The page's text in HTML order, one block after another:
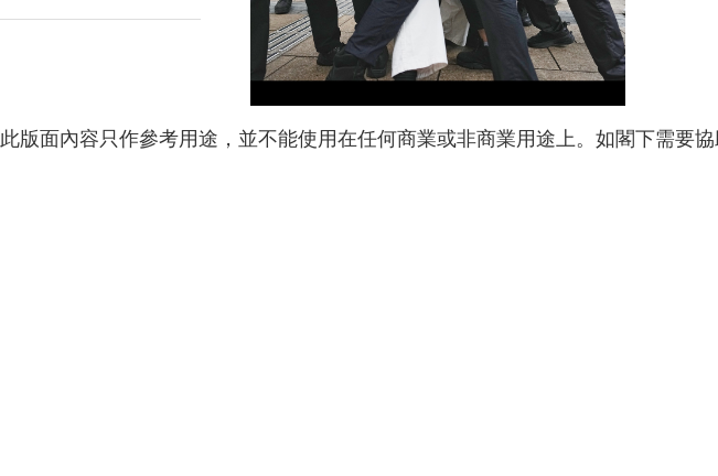
此版面內容只作參考用途，並不能使用在任何商業或非商業用途上。如閣下需要